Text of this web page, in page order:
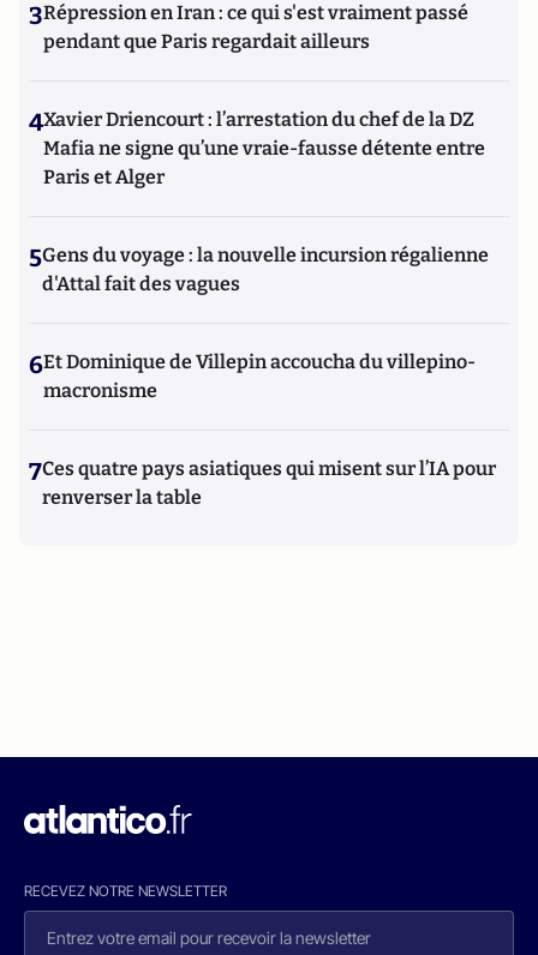
3Répression en Iran : ce qui s'est vraiment passé
pendant que Paris regardait ailleurs
4Xavier Driencourt : l’arrestation du chef de la DZ
Mafia ne signe qu’une vraie-fausse détente entre
Paris et Alger
5Gens du voyage : la nouvelle incursion régalienne
d'Attal fait des vagues
6Et Dominique de Villepin accoucha du villepino-
macronisme
7Ces quatre pays asiatiques qui misent sur l’IA pour
renverser la table
RECEVEZ NOTRE NEWSLETTER